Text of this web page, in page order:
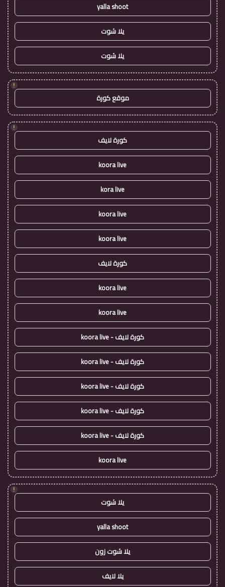
yalla shoot
يلا شوت
يلا شوت
!
موقع كورة
!
كورة لايف
koora live
kora live
koora live
koora live
كورة لايف
koora live
koora live
كورة لايف - koora live
كورة لايف - koora live
كورة لايف - koora live
كورة لايف - koora live
كورة لايف - koora live
koora live
!
يلا شوت
yalla shoot
يلا شوت زون
يلا لايف